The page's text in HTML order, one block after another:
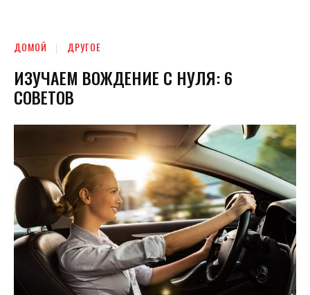
ДОМОЙ ДРУГОЕ
ИЗУЧАЕМ ВОЖДЕНИЕ С НУЛЯ: 6
СОВЕТОВ